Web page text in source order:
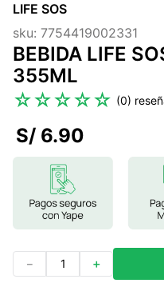
2.
citrato magnesio
3.
colageno
4.
kefir
5 .
glicinato magnesio
magnesio
9.
stevia
LIFE SOS
sku: 7754419002331
BEBIDA LIFE
355ML
☆☆☆☆☆ (0)
S/ 6.90
＋
－